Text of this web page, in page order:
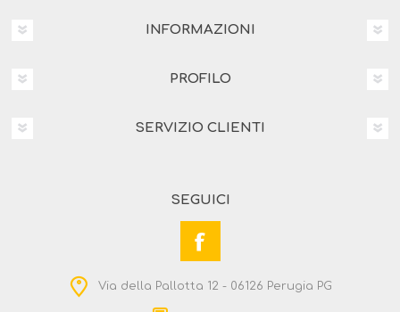
INFORMAZIONI
PROFILO
SERVIZIO CLIENTI
SEGUICI
Via della Pallotta 12 - 06126 Perugia PG